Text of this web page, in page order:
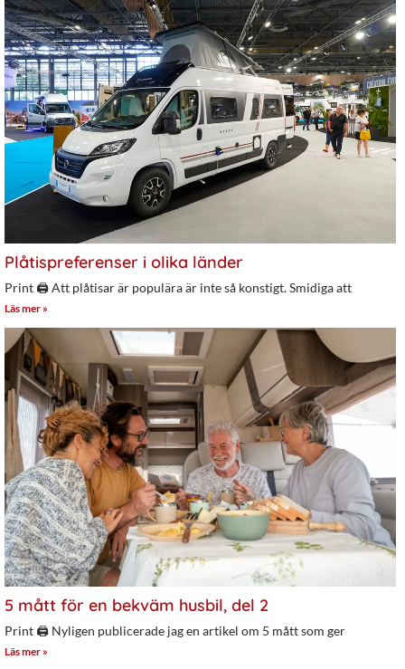
Plåtispreferenser i olika länder
Print 🖨 Att plåtisar är populära är inte så konstigt. Smidiga att
Läs mer »
5 mått för en bekväm husbil, del 2
Print 🖨 Nyligen publicerade jag en artikel om 5 mått som ger
Läs mer »